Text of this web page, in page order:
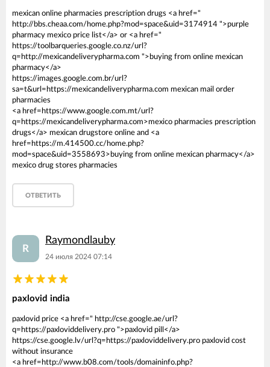
mexican online pharmacies prescription drugs <a href="
http://bbs.cheaa.com/home.php?mod=space&uid=3174914 ">purple
pharmacy mexico price list</a> or <a href="
https://toolbarqueries.google.co.nz/url?
q=http://mexicandeliverypharma.com ">buying from online mexican
pharmacy</a>
https://images.google.com.br/url?
sa=t&url=https://mexicandeliverypharma.com mexican mail order
pharmacies
<a href=https://www.google.com.mt/url?
q=https://mexicandeliverypharma.com>mexico pharmacies prescription
drugs</a> mexican drugstore online and <a
href=https://m.414500.cc/home.php?
mod=space&uid=3558693>buying from online mexican pharmacy</a>
mexico drug stores pharmacies
ОТВЕТИТЬ
R
Raymondlauby
24 июля 2024 07:14
paxlovid india
paxlovid price <a href=" http://cse.google.ae/url?
q=https://paxloviddelivery.pro ">paxlovid pill</a>
https://cse.google.lv/url?q=https://paxloviddelivery.pro paxlovid cost
without insurance
<a href=http://www.b08.com/tools/domaininfo.php?